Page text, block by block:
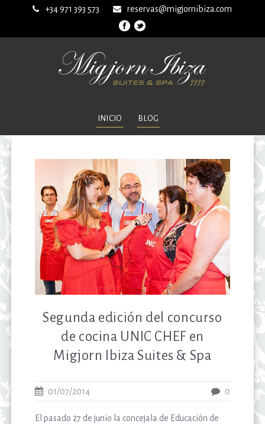
+34 971 393 573 reservas@migjornibiza.com
INICIO BLOG
Segunda edición del concurso
de cocina UNIC CHEF en
Migjorn Ibiza Suites & Spa
01/07/2014 0
El pasado 27 de junio la concejala de Educación de